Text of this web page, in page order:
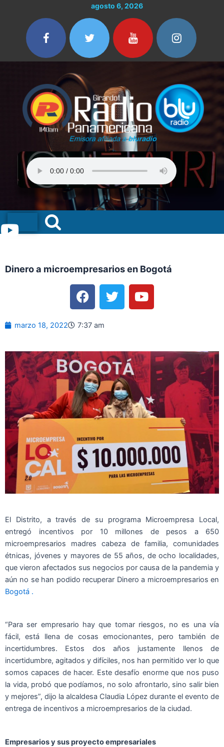
contenido
agosto 6, 2026
Menu
Dinero a microempresarios en Bogotá
F
a
c
e
o
k
T
w
i
r
Y
o
u
e
marzo 18, 2022 7:37 am
El Distrito, a través de su programa Microempresa Local,
entregó incentivos por 10 millones de pesos a 650
microempresarios madres cabeza de familia, comunidades
étnicas, jóvenes y mayores de 55 años, de ocho localidades,
que vieron afectados sus negocios por causa de la pandemia y
aún no se han podido recuperar Dinero a microempresarios en
Bogotá .
“Para ser empresario hay que tomar riesgos, no es una vía
fácil, está llena de cosas emocionantes, pero también de
incertidumbres. Estos dos años justamente llenos de
incertidumbre, agitados y difíciles, nos han permitido ver lo que
somos capaces de hacer. Este desafío enorme que nos puso
la vida, probó que podíamos, no solo afrontarlo, sino salir bien
y mejores”, dijo la alcaldesa Claudia López durante el evento de
entrega de incentivos a microempresarios de la ciudad.
Empresarios y sus proyecto empresariales